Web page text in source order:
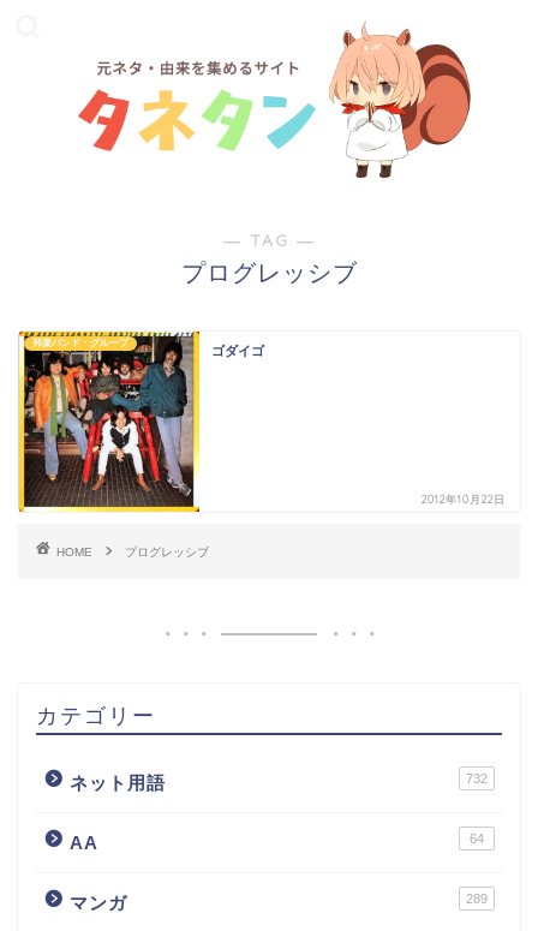
― TAG ―
プログレッシブ
邦楽バンド・グループ
ゴダイゴ
2012年10月22日
HOME プログレッシブ
カテゴリー
ネット用語 732
AA 64
マンガ 289